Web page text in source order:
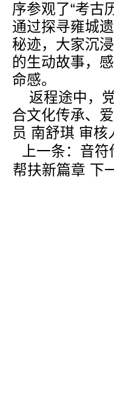
序参观了“考古
通过探寻雍城
秘迹，大家沉
的生动故事，
命感。
返程途中，
合文化传承、
员 南舒琪 审核
上一条： 音符
帮扶新篇章 下